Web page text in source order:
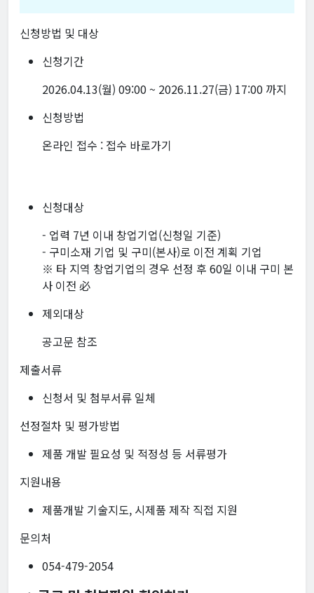
신청방법 및 대상
신청기간
2026.04.13(월) 09:00 ~ 2026.11.27(금) 17:00 까지
신청방법
온라인 접수 : 접수 바로가기
신청대상
- 업력 7년 이내 창업기업(신청일 기준)
- 구미소재 기업 및 구미(본사)로 이전 계획 기업
※ 타 지역 창업기업의 경우 선정 후 60일 이내 구미 본
사 이전 必
제외대상
공고문 참조
제출서류
신청서 및 첨부서류 일체
선정절차 및 평가방법
제품 개발 필요성 및 적정성 등 서류평가
지원내용
제품개발 기술지도, 시제품 제작 직접 지원
문의처
054-479-2054